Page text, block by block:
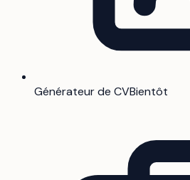
Générateur de CVBientôt